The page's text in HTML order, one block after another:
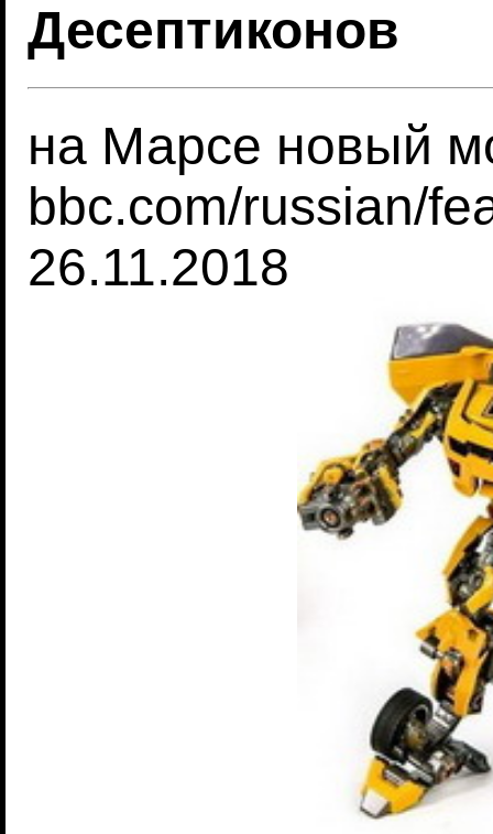
Десептиконов
на Марсе новый
bbc.com/russian/
26.11.2018